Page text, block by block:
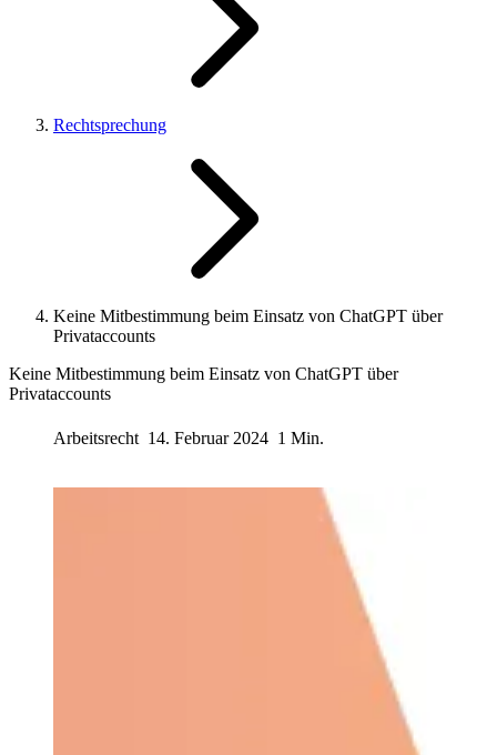
Rechtsprechung
Keine Mitbestimmung beim Einsatz von ChatGPT über
Privataccounts
Keine Mitbestimmung beim Einsatz von ChatGPT über
Privataccounts
Arbeitsrecht 14. Februar 2024 1 Min.